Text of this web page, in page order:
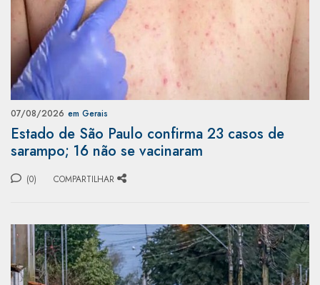
07/08/2026 em Gerais
Estado de São Paulo confirma 23 casos de
sarampo; 16 não se vacinaram
(0) COMPARTILHAR